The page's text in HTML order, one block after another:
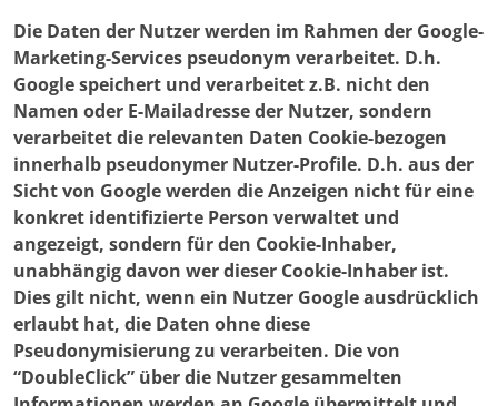
Die Daten der Nutzer werden im Rahmen der Google-
Marketing-Services pseudonym verarbeitet. D.h.
Google speichert und verarbeitet z.B. nicht den
Namen oder E-Mailadresse der Nutzer, sondern
verarbeitet die relevanten Daten Cookie-bezogen
innerhalb pseudonymer Nutzer-Profile. D.h. aus der
Sicht von Google werden die Anzeigen nicht für eine
konkret identifizierte Person verwaltet und
angezeigt, sondern für den Cookie-Inhaber,
unabhängig davon wer dieser Cookie-Inhaber ist.
Dies gilt nicht, wenn ein Nutzer Google ausdrücklich
erlaubt hat, die Daten ohne diese
Pseudonymisierung zu verarbeiten. Die von
“DoubleClick” über die Nutzer gesammelten